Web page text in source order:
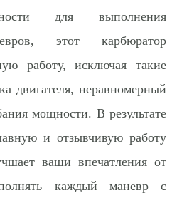
для выполнения
этот карбюратор
работу, исключая такие
двигателя, неравномерный
мощности. В результате
и отзывчивую работу
ваши впечатления от
каждый маневр с